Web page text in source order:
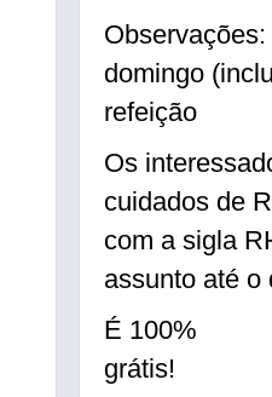
domingo
refeição
Os
cuidados de
com a sigla
assunto até o
É 100%
grátis!